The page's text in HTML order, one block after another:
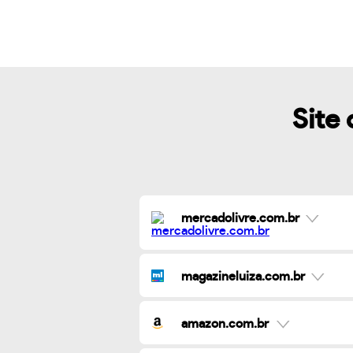
Site
mercadolivre.com.br
magazineluiza.com.br
amazon.com.br